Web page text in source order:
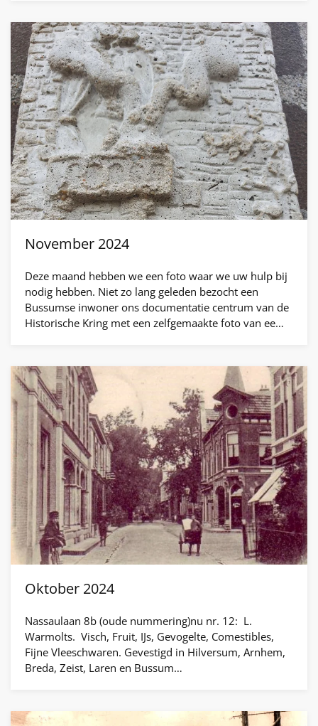
November 2024
Deze maand hebben we een foto waar we uw hulp bij
nodig hebben. Niet zo lang geleden bezocht een
Bussumse inwoner ons documentatie centrum van de
Historische Kring met een zelfgemaakte foto van ee…
Oktober 2024
Nassaulaan 8b (oude nummering)nu nr. 12: L.
Warmolts. Visch, Fruit, IJs, Gevogelte, Comestibles,
Fijne Vleeschwaren. Gevestigd in Hilversum, Arnhem,
Breda, Zeist, Laren en Bussum…